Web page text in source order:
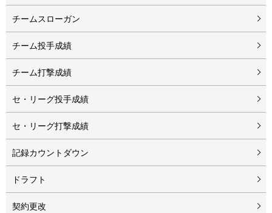
チームスローガン
チーム投手成績
チーム打撃成績
セ・リーグ投手成績
セ・リーグ打撃成績
記録カウントダウン
ドラフト
契約更改